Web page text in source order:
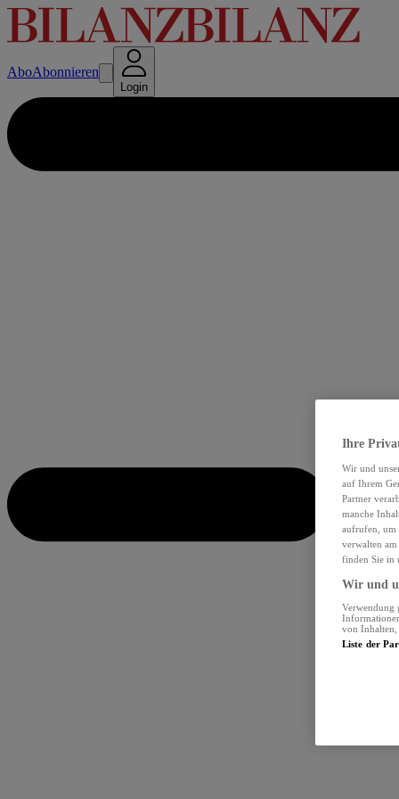
AboAbonnieren
Login
Ihre
Wir und
auf Ihrem
Partner
manche
aufrufen, um
verwalten
finden Sie in
Wir und
Verwendung
von Inhalten,
Liste der